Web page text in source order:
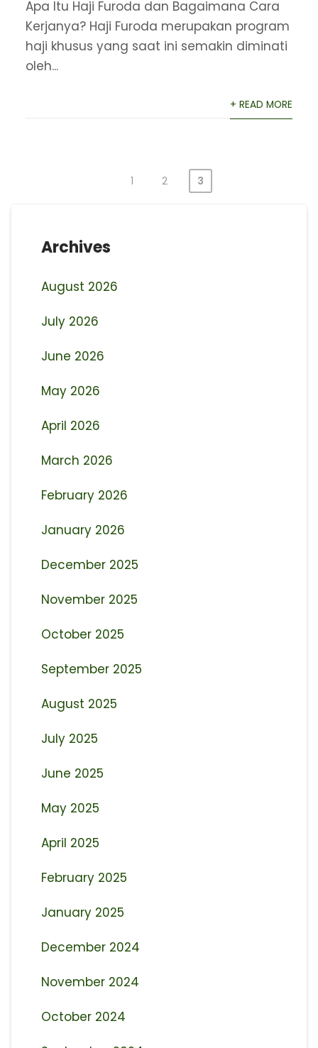
Apa Itu Haji Furoda dan Bagaimana Cara
Kerjanya? Haji Furoda merupakan program
haji khusus yang saat ini semakin diminati
oleh...
+ READ MORE
1 2 3
Archives
August 2026
July 2026
June 2026
May 2026
April 2026
March 2026
February 2026
January 2026
December 2025
November 2025
October 2025
September 2025
August 2025
July 2025
June 2025
May 2025
April 2025
February 2025
January 2025
December 2024
November 2024
October 2024